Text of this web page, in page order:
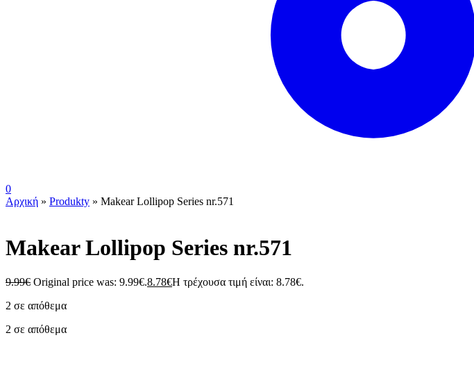
0
Αρχική » Produkty » Makear Lollipop Series nr.571
Makear Lollipop Series nr.571
9.99€ Original price was: 9.99€.8.78€Η τρέχουσα τιμή είναι: 8.78€.
2 σε απόθεμα
2 σε απόθεμα